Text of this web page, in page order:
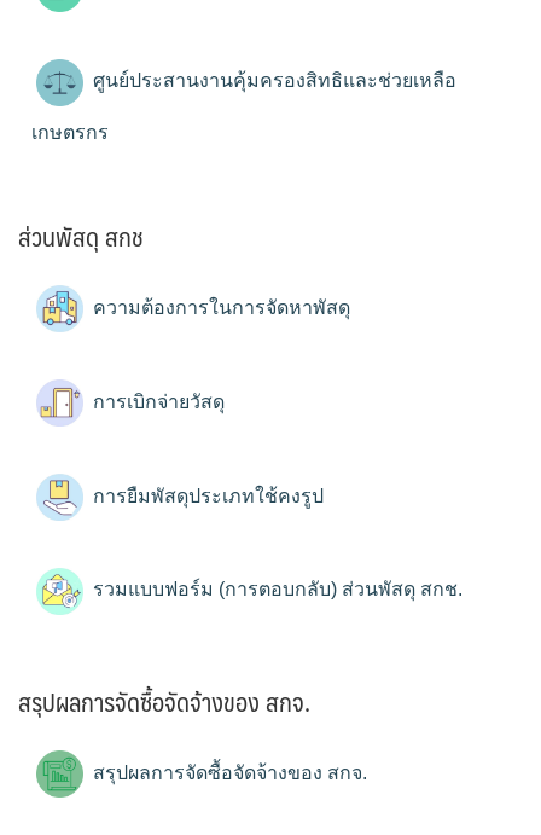
ศูนย์ประสานงานคุ้มครองสิทธิและช่วยเหลือ
เกษตรกร
ส่วนพัสดุ สกช
ความต้องการในการจัดหาพัสดุ
การเบิกจ่ายวัสดุ
การยืมพัสดุประเภทใช้คงรูป
รวมแบบฟอร์ม (การตอบกลับ) ส่วนพัสดุ สกช.
สรุปผลการจัดซื้อจัดจ้างของ สกจ.
สรุปผลการจัดซื้อจัดจ้างของ สกจ.